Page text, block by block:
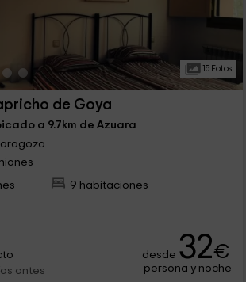
15 Fotos
de Goya
a 9.7km de Azuara
9 habitaciones
antes
desde 32€
persona y noche